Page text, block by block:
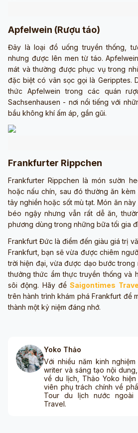
Apfelwein (Rượu táo)
Đây là loại đồ uống truyền thống,
nhưng được lên men từ táo.
mát và thường được phục vụ trong
đặc biệt có vân sọc gọi là Geripptes.
thức Apfelwein trong các quán
Sachsenhausen - nơi nổi tiếng với
bầu không khí ấm áp, gần gũi.
Frankfurter Rippchen
Frankfurter Rippchen là món sườn
hoặc nấu chín, sau đó thường ăn
tây nghiền hoặc sốt mù tạt. Món ăn
béo ngậy nhưng vẫn rất dễ ăn,
phương dùng trong những bữa tối gia
Frankfurt Đức là điểm đến giàu giá trị
Frankfurt, bạn sẽ vừa được chiêm
trời hiện đại, vừa được dạo bước trong
thưởng thức ẩm thực truyền thống và
sôi động. Hãy đểSaigontimes
trên hành trình khám phá Frankfurt để
thành một kỷ niệm đáng nhớ.
Yoko Thảo
Với nhiều năm kinh
writer và sáng tạo nội
về du lịch, Thảo Yoko
viên phụ trách chính về
Tour du lịch nước ngoài
Travel.